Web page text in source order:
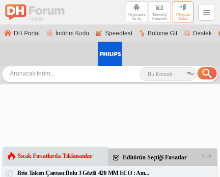
Uygulama
ile Aç
Teknoloji
Haberleri
Giriş ve
Kayıt
DH Portal İndirim Kodu Speedtest Bölüme Git Destek
Sıcak Fırsatlarda Tıklananlar Editörün Seçtiği Fırsatlar Gizle
Brio Takım Çantası Dolu 3 Gözlü 420 MM ECO : Am...